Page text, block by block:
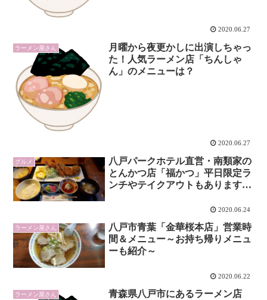
2020.06.27
ラーメン屋さん
月曜から夜更かしに出演しちゃっ
た！人気ラーメン店「ちんしゃ
ん」のメニューは？
2020.06.27
グルメ
八戸パークホテル直営・南類家の
とんかつ店「福かつ」平日限定ラ
ンチやテイクアウトもあります
2020.06.24
ラーメン屋さん
八戸市青葉「金華桜本店」営業時
間＆メニュー～お持ち帰りメニュ
ーも紹介～
2020.06.22
ラーメン屋さん
青森県八戸市にあるラーメン店